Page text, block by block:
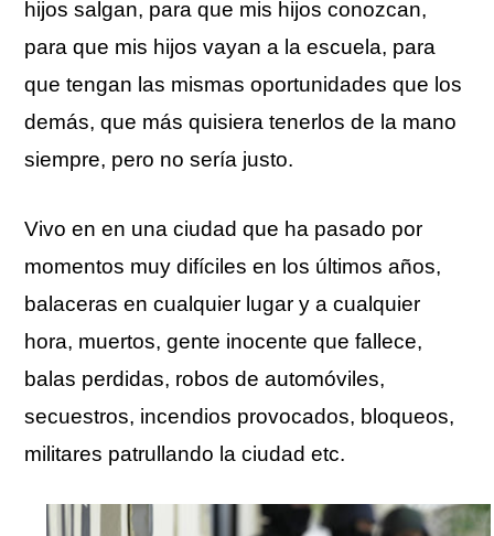
hijos salgan, para que mis hijos conozcan,
para que mis hijos vayan a la escuela, para
que tengan las mismas oportunidades que los
demás, que más quisiera tenerlos de la mano
siempre, pero no sería justo.
Vivo en en una ciudad que ha pasado por
momentos muy difíciles en los últimos años,
balaceras en cualquier lugar y a cualquier
hora, muertos, gente inocente que fallece,
balas perdidas, robos de automóviles,
secuestros, incendios provocados, bloqueos,
militares patrullando la ciudad etc.